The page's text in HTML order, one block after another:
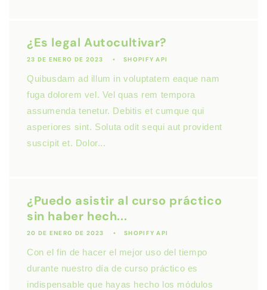
¿Es legal Autocultivar?
23 DE ENERO DE 2023 SHOPIFY API
Quibusdam ad illum in voluptatem eaque nam
fuga dolorem vel. Vel quas rem tempora
assumenda tenetur. Debitis et cumque qui
asperiores sint. Soluta odit sequi aut provident
suscipit et. Dolor...
¿Puedo asistir al curso práctico
sin haber hech...
20 DE ENERO DE 2023 SHOPIFY API
Con el fin de hacer el mejor uso del tiempo
durante nuestro día de curso práctico es
indispensable que hayas hecho los módulos